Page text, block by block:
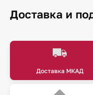
Доставка и
Доставка МКАД